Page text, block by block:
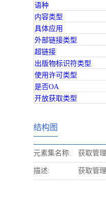
语种
内容类型
具体应用
外部链接类型
超链接
出版物标识符类型
使用许可类型
是否OA
开放获取类型
结构图
元素集名称: 获取管
描述: 获取管